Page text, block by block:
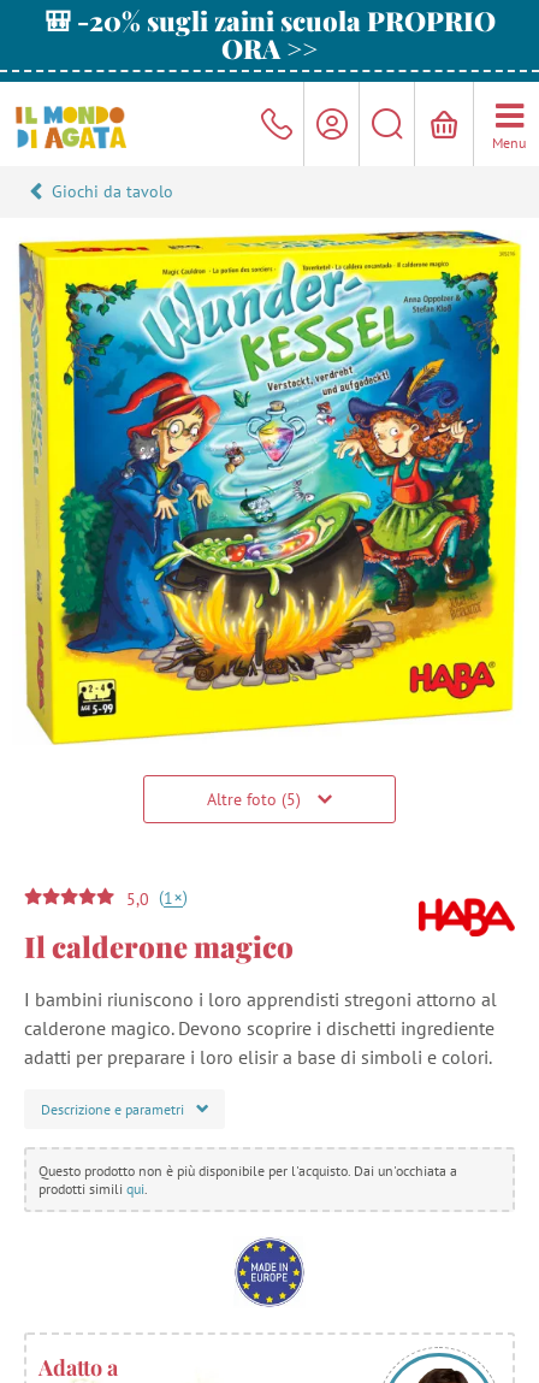
🎒 -20% sugli zaini scuola PROPRIO
ORA >>
Menu
Giochi da tavolo
Altre foto (5)
5,0 (1+)
Il calderone magico
I bambini riuniscono i loro apprendisti stregoni attorno al
calderone magico. Devono scoprire i dischetti ingrediente
adatti per preparare i loro elisir a base di simboli e colori.
Descrizione e parametri
Questo prodotto non è più disponibile per l'acquisto. Dai un'occhiata a
prodotti simili qui
Adatto a